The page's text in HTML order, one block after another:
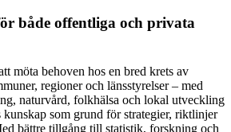
både offentliga och privata
möta behoven hos en bred krets av
regioner och länsstyrelser – med
naturvård, folkhälsa och lokal utveckling
som grund för strategier, riktlinjer
bättre tillgång till statistik, forskning och